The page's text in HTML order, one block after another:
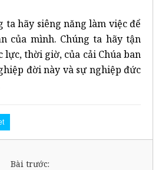
hãy siêng năng làm việc để
của mình. Chúng ta hãy tận
lực, thời giờ, của cải Chúa ban
đời này và sự nghiệp đức
Bài trước: